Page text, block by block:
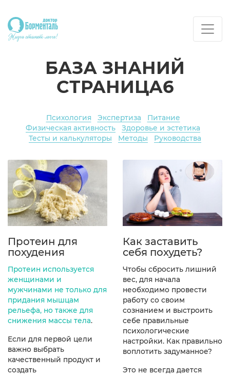
БАЗА ЗНАНИЙ
СТРАНИЦА6
Психология Экспертиза
Питание
Физическая активность
Здоровье и эстетика
Тесты и калькуляторы
Методы Руководства
Протеин для
похудения
Протеин используется
женщинами и
мужчинами не только для
придания мышцам
рельефа, но также для
снижения массы тела.
Если для первой цели
важно выбрать
качественный продукт и
создать
Как заставить
себя похудеть?
Чтобы сбросить лишний
вес, для начала
необходимо провести
работу со своим
сознанием и выстроить
себе правильные
психологические
настройки. Как правильно
воплотить задуманное?
Это не всегда дается